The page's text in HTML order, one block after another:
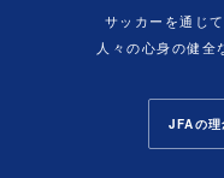
サッカーを通じ
人々の心身の健全
JFAの理